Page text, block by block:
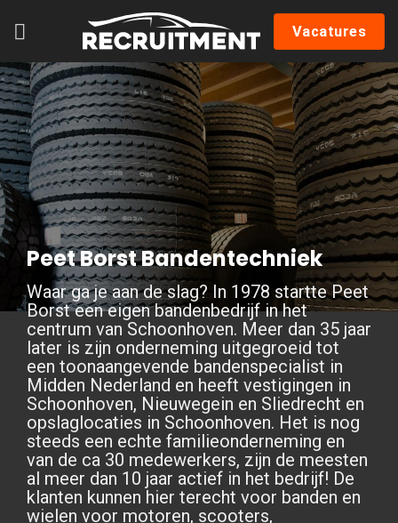
Vacatures
Peet Borst Bandentechniek
Waar ga je aan de slag? In 1978 startte Peet
Borst een eigen bandenbedrijf in het
centrum van Schoonhoven. Meer dan 35 jaar
later is zijn onderneming uitgegroeid tot
een toonaangevende bandenspecialist in
Midden Nederland en heeft vestigingen in
Schoonhoven, Nieuwegein en Sliedrecht en
opslaglocaties in Schoonhoven. Het is nog
steeds een echte familieonderneming en
van de ca 30 medewerkers, zijn de meesten
al meer dan 10 jaar actief in het bedrijf! De
klanten kunnen hier terecht voor banden en
wielen voor motoren, scooters,